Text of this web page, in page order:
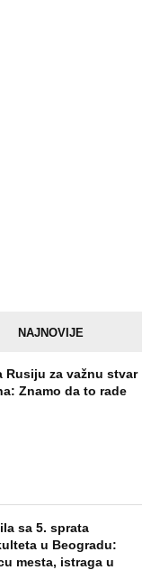
NAJNOVIJE
Rusiju za važnu stvar
Znamo da to rade
sa 5. sprata
u Beogradu:
mesta, istraga u